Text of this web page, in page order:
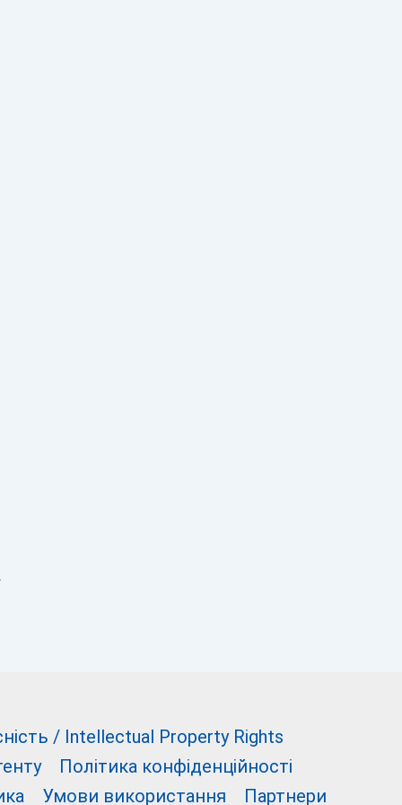
/ Intellectual Property Rights
Політика конфіденційності
Умови використання Партнери